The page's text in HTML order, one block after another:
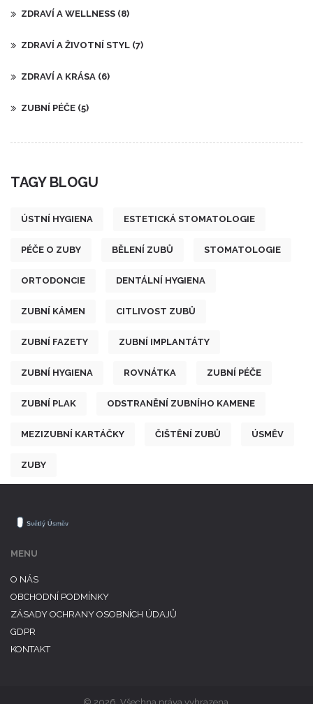
ZDRAVÍ A WELLNESS (8)
ZDRAVÍ A ŽIVOTNÍ STYL (7)
ZDRAVÍ A KRÁSA (6)
ZUBNÍ PÉČE (5)
TAGY BLOGU
ÚSTNÍ HYGIENA ESTETICKÁ STOMATOLOGIE
PÉČE O ZUBY BĚLENÍ ZUBŮ STOMATOLOGIE
ORTODONCIE DENTÁLNÍ HYGIENA
ZUBNÍ KÁMEN CITLIVOST ZUBŮ
ZUBNÍ FAZETY ZUBNÍ IMPLANTÁTY
ZUBNÍ HYGIENA ROVNÁTKA ZUBNÍ PÉČE
ZUBNÍ PLAK ODSTRANĚNÍ ZUBNÍHO KAMENE
MEZIZUBNÍ KARTÁČKY ČIŠTĚNÍ ZUBŮ ÚSMĚV
ZUBY
MENU
O NÁS
OBCHODNÍ PODMÍNKY
ZÁSADY OCHRANY OSOBNÍCH ÚDAJŮ
GDPR
KONTAKT